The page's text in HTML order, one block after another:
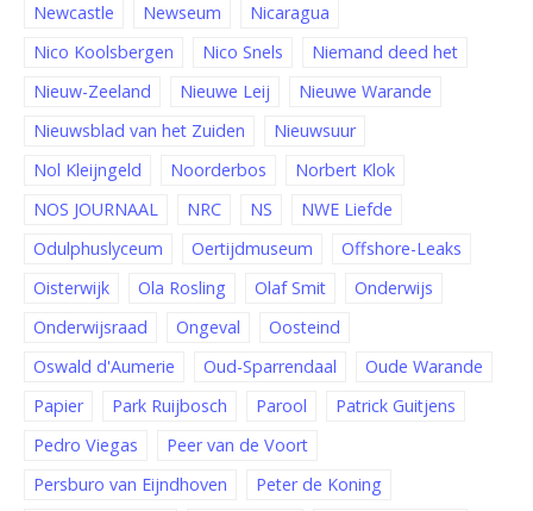
Newcastle
Newseum
Nicaragua
Nico Koolsbergen
Nico Snels
Niemand deed het
Nieuw-Zeeland
Nieuwe Leij
Nieuwe Warande
Nieuwsblad van het Zuiden
Nieuwsuur
Nol Kleijngeld
Noorderbos
Norbert Klok
NOS JOURNAAL
NRC NS
NWE Liefde
Odulphuslyceum
Oertijdmuseum
Offshore-Leaks
Oisterwijk
Ola Rosling Olaf Smit
Onderwijs
Onderwijsraad
Ongeval
Oosteind
Oswald d'Aumerie
Oud-Sparrendaal
Oude Warande
Papier
Park Ruijbosch Parool
Patrick Guitjens
Pedro Viegas
Peer van de Voort
Persburo van Eijndhoven
Peter de Koning